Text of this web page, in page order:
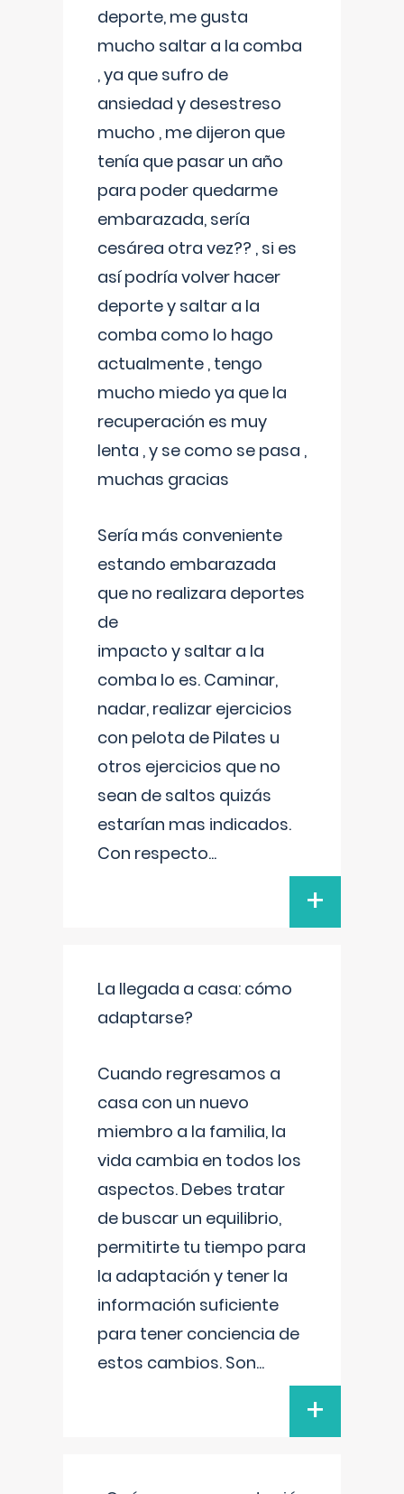
deporte, me gusta
mucho saltar a la comba
, ya que sufro de
ansiedad y desestreso
mucho , me dijeron que
tenía que pasar un año
para poder quedarme
embarazada, sería
cesárea otra vez?? , si es
así podría volver hacer
deporte y saltar a la
comba como lo hago
actualmente , tengo
mucho miedo ya que la
recuperación es muy
lenta , y se como se pasa ,
muchas gracias
Sería más conveniente
estando embarazada
que no realizara deportes
de
impacto y saltar a la
comba lo es. Caminar,
nadar, realizar ejercicios
con pelota de Pilates u
otros ejercicios que no
sean de saltos quizás
estarían mas indicados.
Con respecto...
+
La llegada a casa: cómo
adaptarse?
Cuando regresamos a
casa con un nuevo
miembro a la familia, la
vida cambia en todos los
aspectos. Debes tratar
de buscar un equilibrio,
permitirte tu tiempo para
la adaptación y tener la
información suficiente
para tener conciencia de
estos cambios. Son...
+